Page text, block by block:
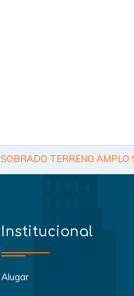
SOBRADO TERRENO
Institucional
Alugar